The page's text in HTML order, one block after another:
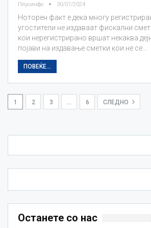
Плусинфо 30/07/2024
Ноторен факт е дека многу
угостители не издаваат фискални
кои нерегистрирано вршат некаква
појави на издавање сметки кои не се…
ПОВЕЌЕ...
1 2 3 6 СЛЕДНО
Останете со нас